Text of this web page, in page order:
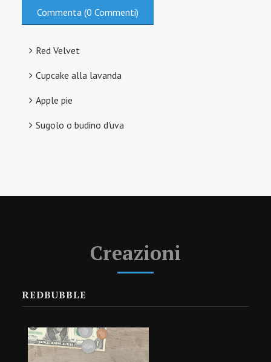
Commenta (0 Commenti)
Red Velvet
Cupcake alla lavanda
Apple pie
Sugolo o budino d'uva
Creazioni
REDBUBBLE